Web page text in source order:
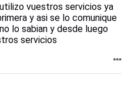
vuestros servicios ya
y asi se lo comunique
lo sabian y desde luego
servicios